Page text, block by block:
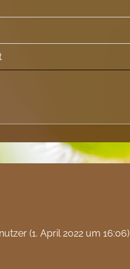
(1. April 2022 um 16:06)